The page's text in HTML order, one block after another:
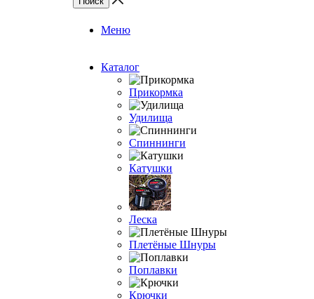
Меню
Каталог
Прикормка
Удилища
Спиннинги
Катушки
Леска
Плетёные Шнуры
Поплавки
Крючки